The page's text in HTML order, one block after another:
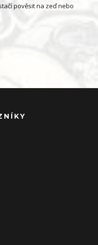
pověsit na zeď nebo